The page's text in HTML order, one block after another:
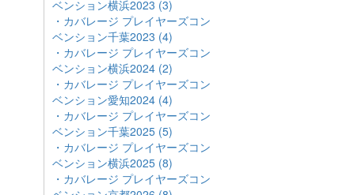
ベンション横浜2023 (3)
・カバレージ プレイヤーズコン
ベンション千葉2023 (4)
・カバレージ プレイヤーズコン
ベンション横浜2024 (2)
・カバレージ プレイヤーズコン
ベンション愛知2024 (4)
・カバレージ プレイヤーズコン
ベンション千葉2025 (5)
・カバレージ プレイヤーズコン
ベンション横浜2025 (8)
・カバレージ プレイヤーズコン